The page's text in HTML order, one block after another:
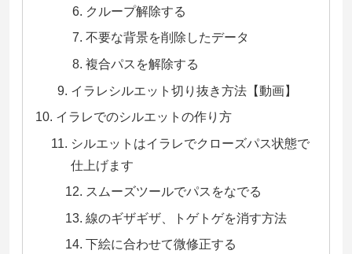
クループ解除する
不要な背景を削除したデータ
複合パスを解除する
イラレシルエット切り抜き方法【動画】
イラレでのシルエットの作り方
シルエットはイラレでクローズパス状態で
仕上げます
スムーズツールでパスをなでる
線のギザギザ、トゲトゲを消す方法
下絵に合わせて微修正する